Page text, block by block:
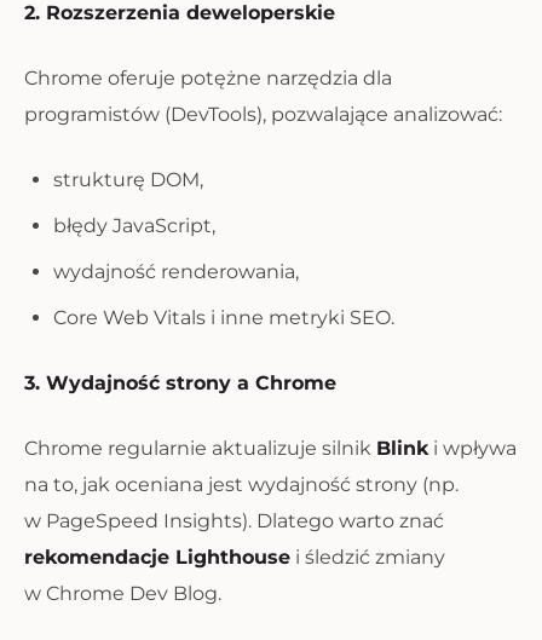
2. Rozszerzenia deweloperskie
Chrome oferuje potężne narzędzia dla
programistów (DevTools), pozwalające analizować:
strukturę DOM,
błędy JavaScript,
wydajność renderowania,
Core Web Vitals i inne metryki SEO.
3. Wydajność strony a Chrome
Chrome regularnie aktualizuje silnik Blinki wpływa
na to, jak oceniana jest wydajność strony (np.
w PageSpeed Insights). Dlatego warto znać
rekomendacje Lighthouse i śledzić zmiany
w Chrome Dev Blog.